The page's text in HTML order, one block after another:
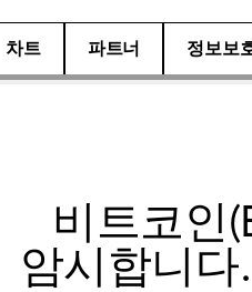
차트 파트너 정보보
비트코인
암시합니